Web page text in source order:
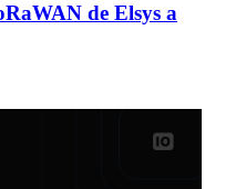
de Elsys a